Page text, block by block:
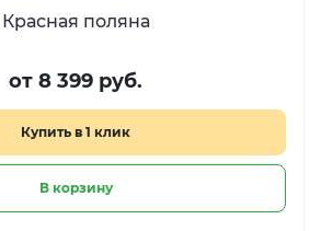
Красная поляна
от 8 399 руб.
Купить в 1 клик
В корзину